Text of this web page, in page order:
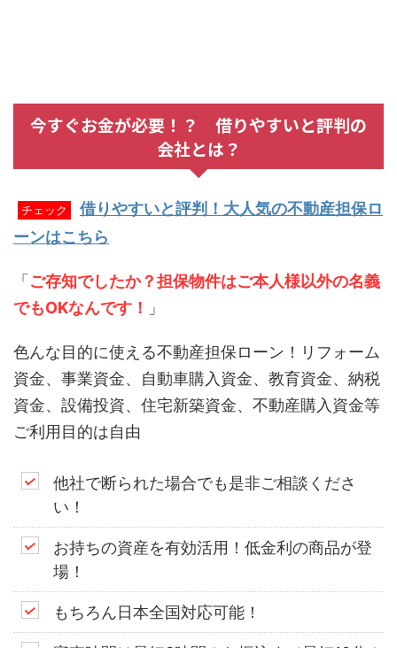
今すぐお金が必要！？ 借りやすいと評判の
会社とは？
チェック
借りやすいと評判！大人気の不動産担保ロ
ーンはこちら
「 ご存知でしたか？担保物件はご本人様以外の名義
でもOKなんです！
」
色んな目的に使える不動産担保ローン！リフォーム
資金、事業資金、自動車購入資金、教育資金、納税
資金、設備投資、住宅新築資金、不動産購入資金等
ご利用目的は自由
他社で断られた場合でも是非ご相談くださ
い！
お持ちの資産を有効活用！低金利の商品が登
場！
もちろん日本全国対応可能！